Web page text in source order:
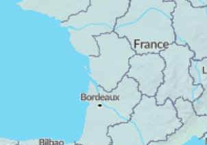
touristique. De nombreuses
se développent dans le domaine
et de la restauration. Investir dans
tourisme peut constituer une
point de vue investisseur.
Pourquoi vivre en Corrèze